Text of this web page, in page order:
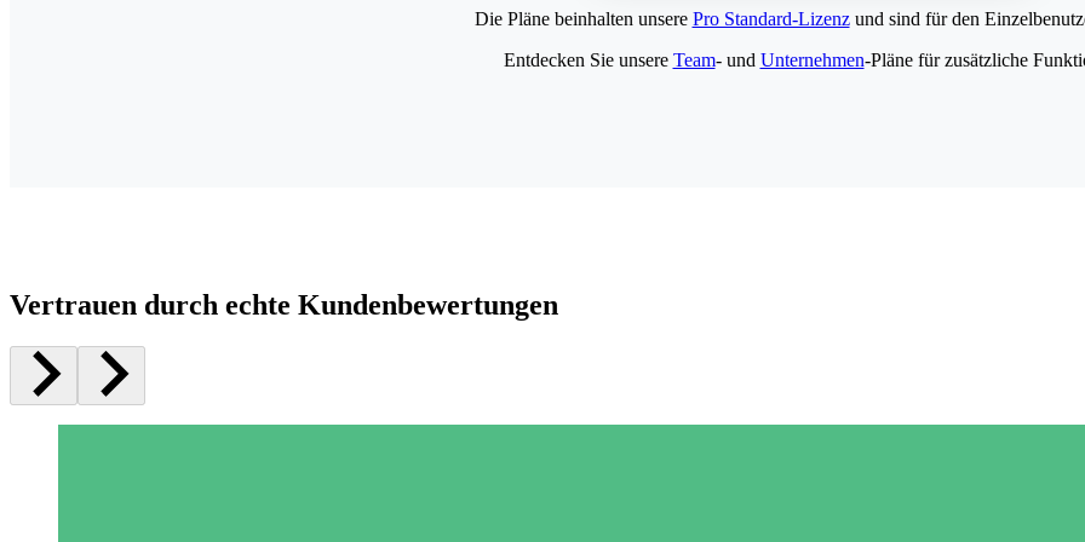
Die Pläne beinhalten unsere Pro Standard-Lizenzund sind für den
Entdecken Sie unsere Team- und Unternehmen-Pläne für zusätzliche
Vertrauen durch echte Kundenbewertungen